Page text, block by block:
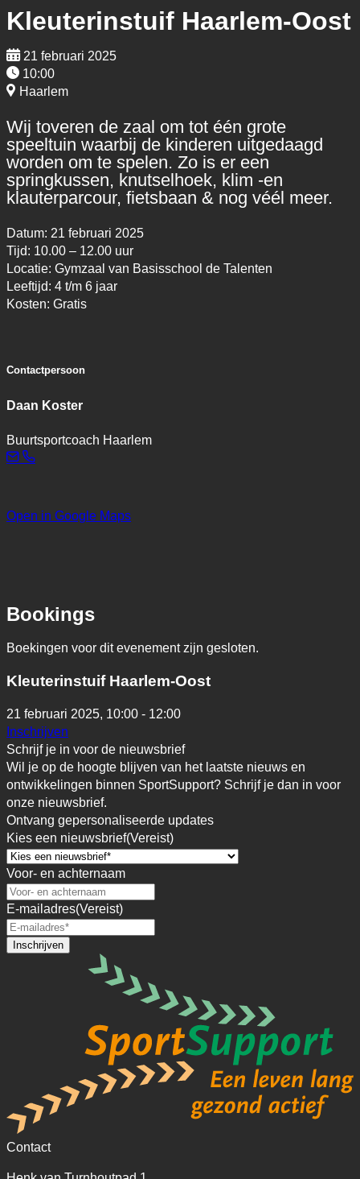
Kleuterinstuif Haarlem-Oost
21 februari 2025
10:00
Haarlem
Wij toveren de zaal om tot één grote
speeltuin waarbij de kinderen uitgedaagd
worden om te spelen. Zo is er een
springkussen, knutselhoek, klim -en
klauterparcour, fietsbaan & nog véél meer.
Datum: 21 februari 2025
Tijd: 10.00 – 12.00 uur
Locatie: Gymzaal van Basisschool de Talenten
Leeftijd: 4 t/m 6 jaar
Kosten: Gratis
Contactpersoon
Daan Koster
Buurtsportcoach Haarlem
Open in Google Maps
Bookings
Boekingen voor dit evenement zijn gesloten.
Kleuterinstuif Haarlem-Oost
21 februari 2025, 10:00 - 12:00
Inschrijven
Schrijf je in voor de nieuwsbrief
Wil je op de hoogte blijven van het laatste nieuws en
ontwikkelingen binnen SportSupport? Schrijf je dan in voor
onze nieuwsbrief.
Ontvang gepersonaliseerde updates
Kies een nieuwsbrief(Vereist)
Voor- en achternaam
E-mailadres(Vereist)
Inschrijven
Contact